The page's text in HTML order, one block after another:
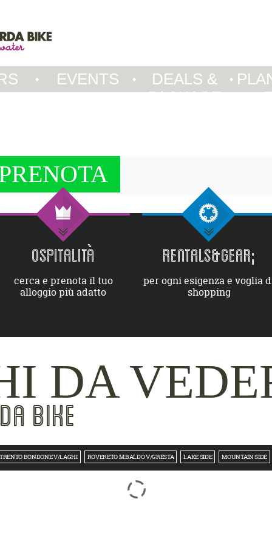
EVENTS
DEALS &
PACKAGE
OSPITALITÀ
cerca e prenota il tuo
alloggio più adatto
RENTALS&GEAR;
per ogni esigenza e voglia
shopping
DA
BIKE
TRENTO BONDONE V/LAGHI ROVERETO M.BALDO V/GRESTA LAKE SIDE MOUNTAIN SIDE